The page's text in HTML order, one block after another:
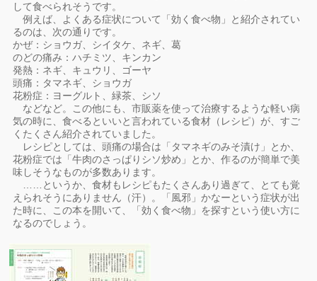
して食べられそうです。
例えば、よくある症状について「効く食べ物」と紹介されてい
るのは、次の通りです。
かぜ：ショウガ、シイタケ、ネギ、葛
のどの痛み：ハチミツ、キンカン
発熱：ネギ、キュウリ、ゴーヤ
頭痛：タマネギ、ショウガ
花粉症：ヨーグルト、緑茶、シソ
などなど。この他にも、市販薬を使って治療するような軽い病
気の時に、食べるといいと言われている食材（レシピ）が、すご
くたくさん紹介されていました。
レシピとしては、頭痛の場合は「タマネギのみそ漬け」とか、
花粉症では「牛肉のさっぱりシソ炒め」とか、作るのが簡単で美
味しそうなものが多数あります。
……というか、食材もレシピもたくさんあり過ぎて、とても覚
えられそうにありません（汗）。「風邪」かなーという症状が出
た時に、この本を開いて、「効く食べ物」を探すという使い方に
なるのでしょう。